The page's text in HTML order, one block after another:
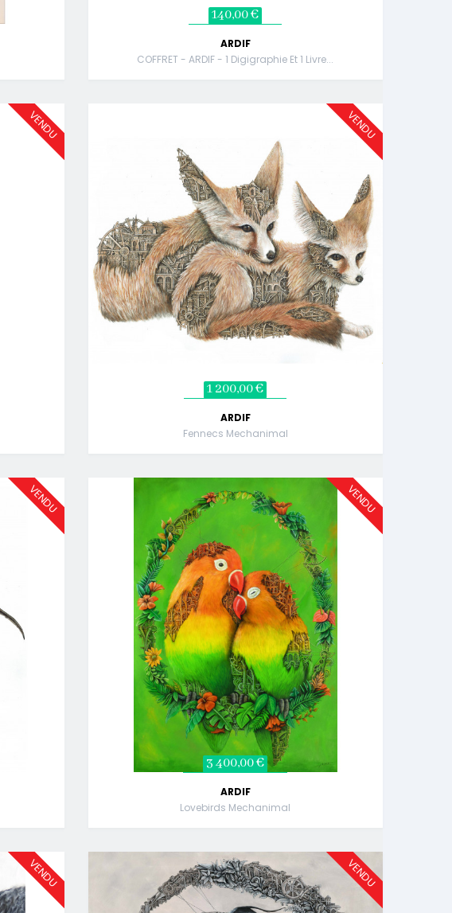
140,00 €
ARDIF
COFFRET - ARDIF - 1 Digigraphie Et 1 Livre...
VENDU VENDU
1 200,00 €
ARDIF
Fennecs Mechanimal
VENDU VENDU
3 400,00 €
ARDIF
Lovebirds Mechanimal
VENDU VENDU